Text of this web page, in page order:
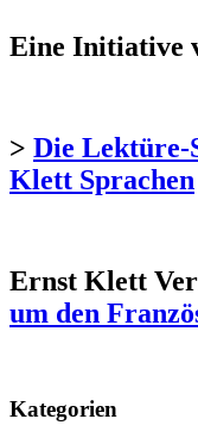
Eine Initiative
> Die Lektüre-
Klett Sprachen
Ernst Klett
um den
Kategorien